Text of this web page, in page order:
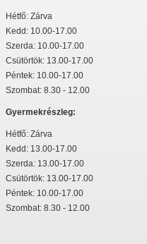
Hétfő: Zárva
Kedd: 10.00-17.00
Szerda: 10.00-17.00
Csütörtök: 13.00-17.00
Péntek: 10.00-17.00
Szombat: 8.30 - 12.00
Gyermekrészleg:
Hétfő: Zárva
Kedd: 13.00-17.00
Szerda: 13.00-17.00
Csütörtök: 13.00-17.00
Péntek: 10.00-17.00
Szombat: 8.30 - 12.00